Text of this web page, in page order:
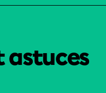
astuces